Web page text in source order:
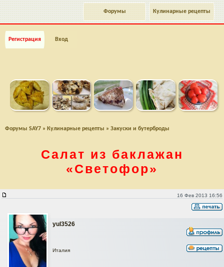
Кулинарные рецепты
Форумы
Регистрация Вход
Форумы SAY7 » Кулинарные рецепты » Закуски и бутерброды
Салат из баклажан
«Светофор»
16 Фев 2013 16:56
yul3526
Италия